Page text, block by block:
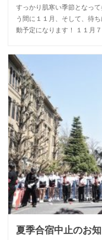
すっかり肌寒い季節となっ
う間に１１月、そして、待
動予定になります！ １１月
夏季合宿中止のお